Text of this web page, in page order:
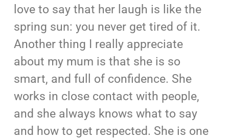
love to say that her laugh is like the
spring sun: you never get tired of it.
Another thing I really appreciate
about my mum is that she is so
smart, and full of confidence. She
works in close contact with people,
and she always knows what to say
and how to get respected. She is one